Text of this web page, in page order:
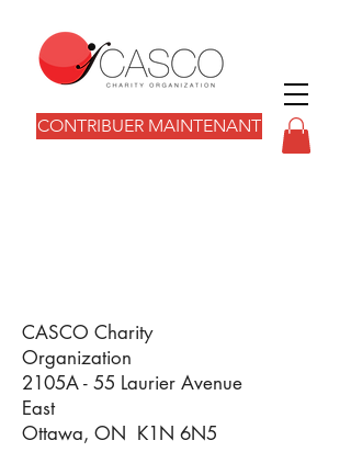
CONTRIBUER MAINTENANT
CASCO Charity
Organization
2105A - 55 Laurier Avenue
East
Ottawa, ON K1N 6N5